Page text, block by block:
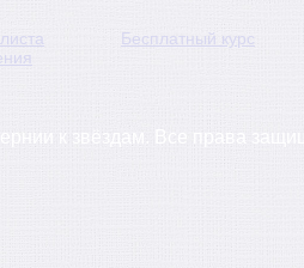
Бесплатный курс
к звёздам. Все права